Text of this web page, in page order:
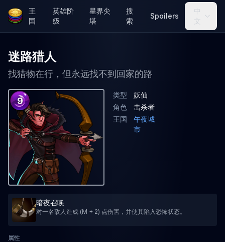
王
国
英雄阶
级
星界尖
塔
搜
索
Spoilers
中
文
迷路猎人
找猎物在行，但永远找不到回家的路
9
类型
妖仙
角色
击杀者
王国
午夜城
市
暗夜召唤
对一名敌人造成 (M + 2) 点伤害，并使其陷入恐怖状态。
属性